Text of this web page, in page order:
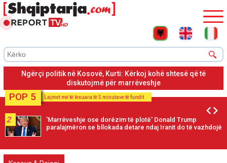
Seanca parlamentare në Kosovë, deputetja e AAK, Time
Kadrijaj qëlloi me vezë Albin Kurtin
POP 5 Lajmet më të lexuara të 5 minutave të fundit
2
'Marrëveshje ose dorëzim të plotë' Donald Trump
paralajmëron se bllokada detare ndaj Iranit do të vazhdojë